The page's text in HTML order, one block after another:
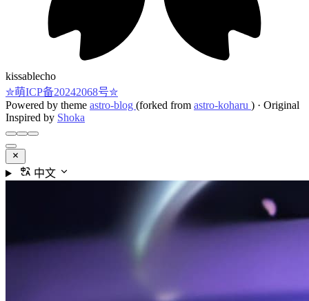
kissablecho
✮萌ICP备20242068号✮
Powered by theme astro-blog (forked from astro-koharu ) · Original
Inspired by Shoka
中文